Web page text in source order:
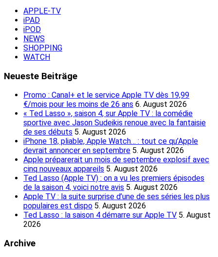
APPLE-TV
iPAD
iPOD
NEWS
SHOPPING
WATCH
Neueste Beiträge
Promo : Canal+ et le service Apple TV dès 19,99
€/mois pour les moins de 26 ans 6. August 2026
« Ted Lasso », saison 4, sur Apple TV : la comédie
sportive avec Jason Sudeikis renoue avec la fantaisie
de ses débuts 5. August 2026
iPhone 18, pliable, Apple Watch… : tout ce qu’Apple
devrait annoncer en septembre 5. August 2026
Apple préparerait un mois de septembre explosif avec
cinq nouveaux appareils 5. August 2026
Ted Lasso (Apple TV) : on a vu les premiers épisodes
de la saison 4, voici notre avis 5. August 2026
Apple TV : la suite surprise d’une de ses séries les plus
populaires est dispo 5. August 2026
Ted Lasso : la saison 4 démarre sur Apple TV 5. August
2026
Archive